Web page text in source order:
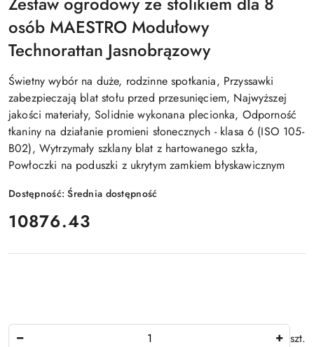
osób MAESTRO Modułowy
Technorattan Jasnobrązowy
Świetny wybór na duże, rodzinne spotkania, Przyssawki
zabezpieczają blat stołu przed przesunięciem, Najwyższej
jakości materiały, Solidnie wykonana plecionka, Odporność
tkaniny na działanie promieni słonecznych - klasa 6 (ISO 105-
B02), Wytrzymały szklany blat z hartowanego szkła,
Powłoczki na poduszki z ukrytym zamkiem błyskawicznym
Dostępność:Średnia dostępność
cena:
10876.43
szt.